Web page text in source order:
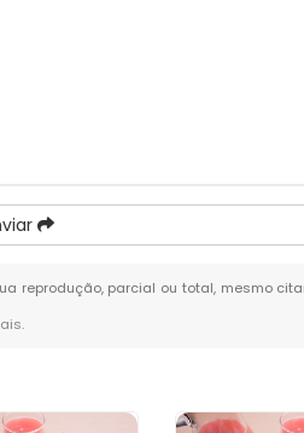
reprodução, parcial ou total, mesmo
.